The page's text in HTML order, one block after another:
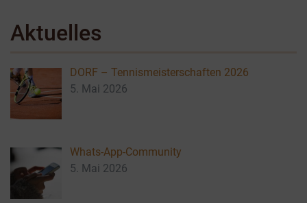
Aktuelles
DORF – Tennismeisterschaften 2026
5. Mai 2026
Whats-App-Community
5. Mai 2026